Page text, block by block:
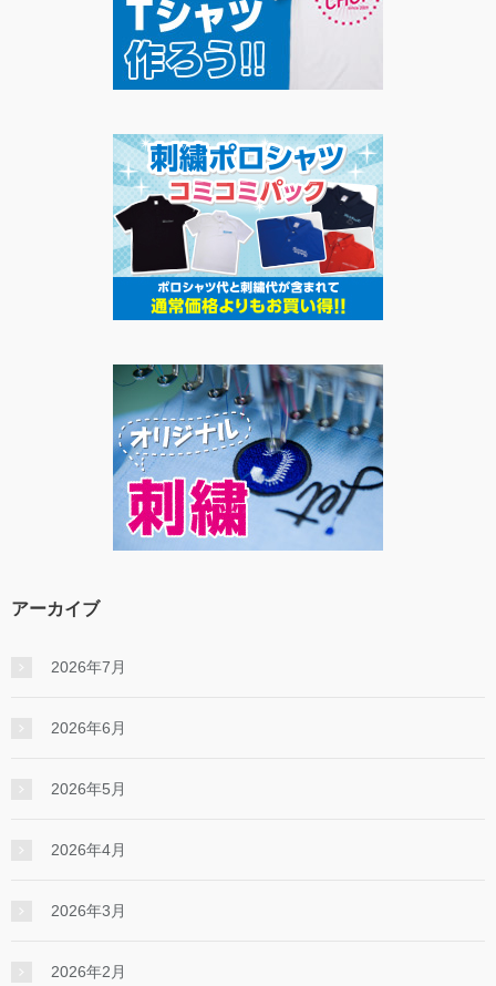
アーカイブ
2026年7月
2026年6月
2026年5月
2026年4月
2026年3月
2026年2月